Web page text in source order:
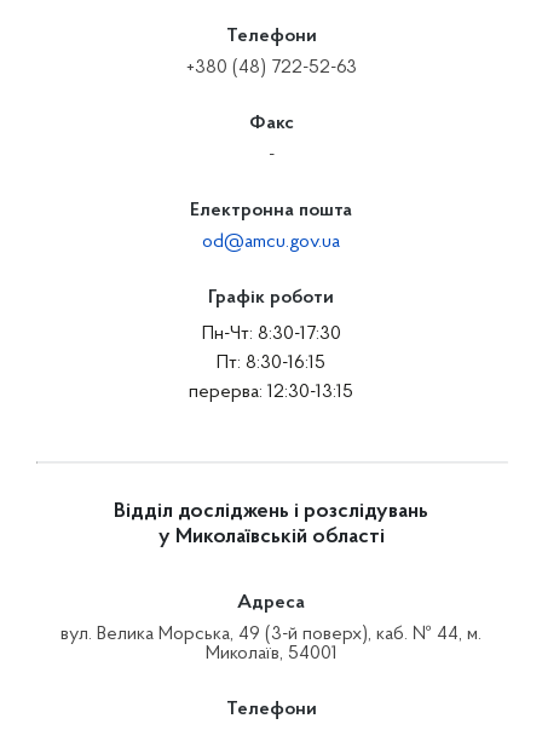
Телефони
+380 (48) 722-52-63
Факс
-
Електронна пошта
od@amcu.gov.ua
Графік роботи
Пн-Чт: 8:30-17:30
Пт: 8:30-16:15
перерва: 12:30-13:15
Відділ досліджень і розслідувань
у Миколаївській області
Адреса
вул. Велика Морська, 49 (3-й поверх), каб. № 44, м.
Миколаїв, 54001
Телефони